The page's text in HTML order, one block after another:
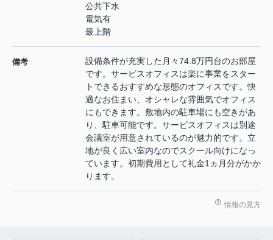
公共下水
電気有
最上階
備考
設備条件が充実した月々74.8万円台のお部屋
です。サービスオフィスは楽に事業をスター
トできるおすすめな形態のオフィスです。快
適なお住まい、オシャレな雰囲気でオフィス
にもできます。敷地内の駐車場にも空きがあ
り、駐車可能です。サービスオフィスは別途
会議室が用意されているのが魅力的です。立
地が良く広い室内なのでスクール向けになっ
ています。初期費用として礼金1ヵ月分がかか
ります。
情報の見方